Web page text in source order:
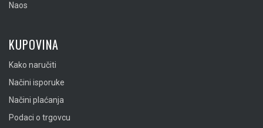
Naos
KUPOVINA
Kako naručiti
Načini isporuke
Načini plaćanja
Podaci o trgovcu